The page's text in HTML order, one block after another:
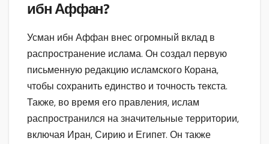
ибн Аффан?
Усман ибн Аффан внес огромный вклад в
распространение ислама. Он создал первую
письменную редакцию исламского Корана,
чтобы сохранить единство и точность текста.
Также, во время его правления, ислам
распространился на значительные территории,
включая Иран, Сирию и Египет. Он также